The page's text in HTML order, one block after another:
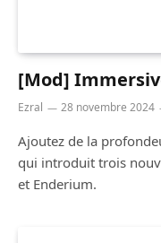
[Mod]
Ezral 28 novembre 2024
Ajoutez de la
qui introduit trois
et Enderium.